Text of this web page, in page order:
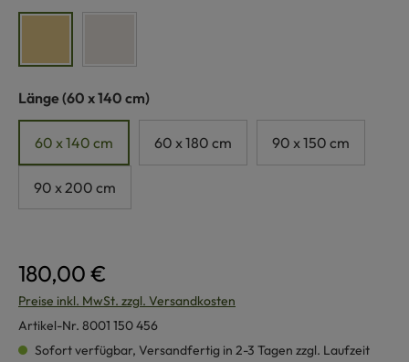
Länge auswählen
(60 x 140 cm)
60 x 140 cm 60 x 180 cm 90 x 150 cm
90 x 200 cm
180,00 €
Preise inkl. MwSt. zzgl. Versandkosten
Artikel-Nr. 8001 150 456
Sofort verfügbar, Versandfertig in 2-3 Tagen zzgl. Laufzeit